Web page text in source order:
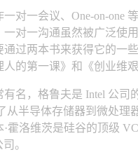
对一会议、One-on-one
对一沟通虽然被广泛使
过两本书来获得它的一
的第一课》和《创业维艰
名，格鲁夫是 Intel 公司
从半导体存储器到微处理
·霍洛维茨是硅谷的顶级
。